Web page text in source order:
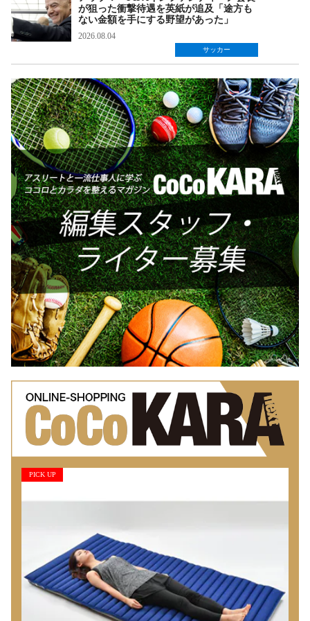
が狙った衝撃待遇を英紙が追及「途方も
ない金額を手にする野望があった」
2026.08.04
サッカー
PICK UP